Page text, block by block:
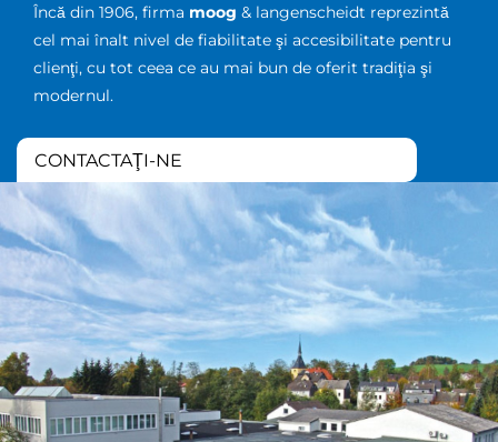
Încă din 1906, firma moog & langenscheidt reprezintă
cel mai înalt nivel de fiabilitate şi accesibilitate pentru
clienţi, cu tot ceea ce au mai bun de oferit tradiţia şi
modernul.
CONTACTAŢI-NE